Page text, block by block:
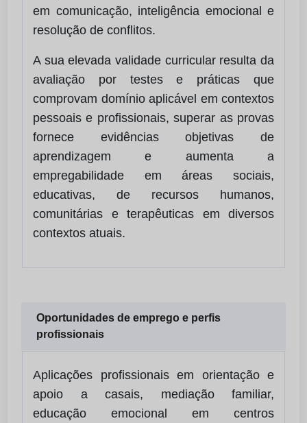
em comunicação, inteligência emocional e
resolução de conflitos.
A sua elevada validade curricular resulta da
avaliação por testes e práticas que
comprovam domínio aplicável em contextos
pessoais e profissionais, superar as provas
fornece evidências objetivas de
aprendizagem e aumenta a
empregabilidade em áreas sociais,
educativas, de recursos humanos,
comunitárias e terapêuticas em diversos
contextos atuais.
Oportunidades de emprego e perfis
profissionais
Aplicações profissionais em orientação e
apoio a casais, mediação familiar,
educação emocional em centros